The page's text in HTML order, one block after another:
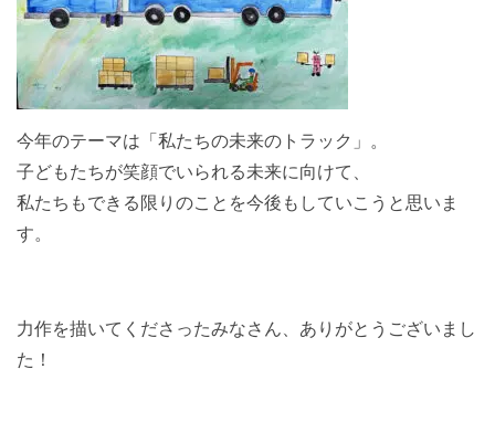
今年のテーマは「私たちの未来のトラック」。
子どもたちが笑顔でいられる未来に向けて、
私たちもできる限りのことを今後もしていこうと思いま
す。
力作を描いてくださったみなさん、ありがとうございまし
た！